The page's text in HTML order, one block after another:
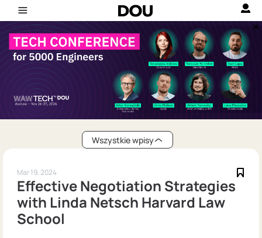
Wszystkie wpisy
Mar 19, 2024
Effective Negotiation Strategies
with Linda Netsch Harvard Law
School